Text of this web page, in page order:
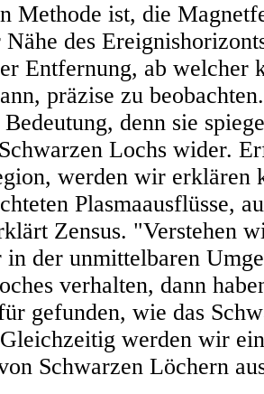
Methode ist, die
des
Entfernung, ab welcher
präzise zu
denn sie
Lochs wider.
werden wir erklären
Plasmaausflüsse,
Zensus. "Verstehen
der unmittelbaren
verhalten, dann
gefunden, wie das
werden wir
Schwarzen Löchern